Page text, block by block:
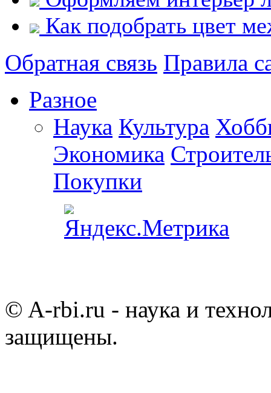
Как подобрать цвет
Обратная связь Правила
Разное
Наука Культура
Экономика
Покупки
© A-rbi.ru - наука и
защищены.